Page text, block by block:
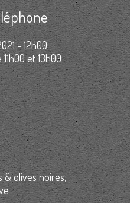
- 12h00
et 13h00
& olives noires,